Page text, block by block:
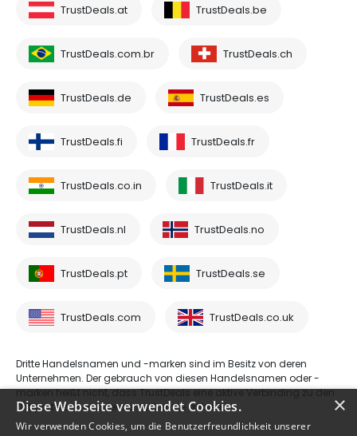
TrustDeals.at TrustDeals.be
TrustDeals.com.br TrustDeals.ch
TrustDeals.de TrustDeals.es
TrustDeals.fi TrustDeals.fr
TrustDeals.co.in TrustDeals.it
TrustDeals.nl TrustDeals.no
TrustDeals.pt TrustDeals.se
TrustDeals.com TrustDeals.co.uk
Dritte Handelsnamen und -marken sind im Besitz von deren
Unternehmen. Der gebrauch von diesen Handelsnamen oder -
marken heißt nicht, dass TrustDeals eine aktive Verbinding zu den
Drittparteien hat oder deren Dienste anbietet.
×
Diese Webseite verwendet Cookies.
Wir verwenden Cookies, um die Benutzerfreundlichkeit unserer